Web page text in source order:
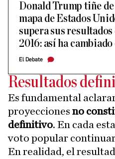
Donald Trump tiñe
mapa de Estados
supera sus resultados
2016: así ha
El Debate
Resultados
Es fundamental
proyecciones no
definitivo. En cada
voto popular
En realidad, el